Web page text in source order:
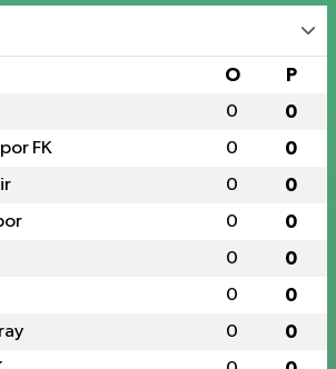
O P
0 0
FK 0 0
0 0
0 0
0 0
0 0
0 0